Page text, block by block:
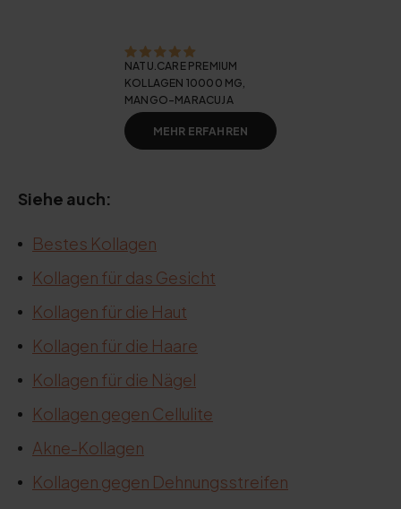
NATU.CARE PREMIUM
KOLLAGEN 10000 MG,
MANGO-MARACUJA
MEHR ERFAHREN
Siehe auch:
Bestes Kollagen
Kollagen für das Gesicht
Kollagen für die Haut
Kollagen für die Haare
Kollagen für die Nägel
Kollagen gegen Cellulite
Akne-Kollagen
Kollagen gegen Dehnungsstreifen